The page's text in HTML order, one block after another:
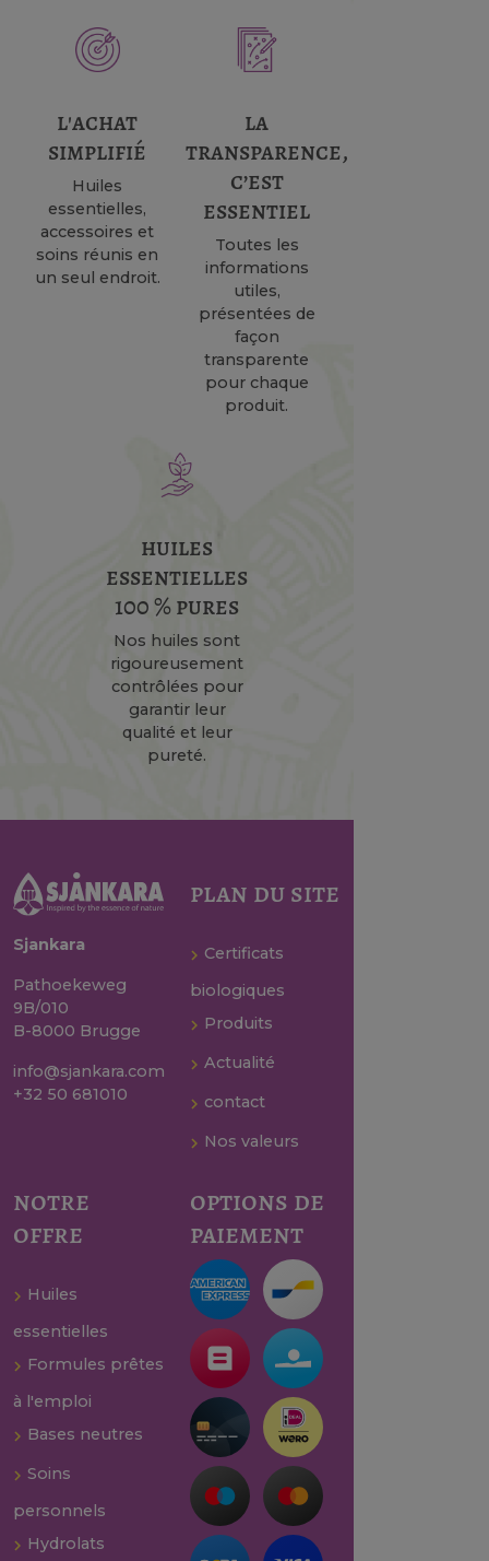
l'achat
simplifié
Huiles
essentielles,
accessoires et
soins réunis en
un seul endroit.
la
transparence,
c’est
essentiel
Toutes les
informations
utiles,
présentées de
façon
transparente
pour chaque
produit.
huiles
essentielles
100 % pures
Nos huiles sont
rigoureusement
contrôlées pour
garantir leur
qualité et leur
pureté.
Sjankara
Pathoekeweg
9B/010
B-8000 Brugge
info@sjankara.com
+32 50 681010
plan du site
Certificats
biologiques
Produits
Actualité
contact
Nos valeurs
notre
offre
Huiles
essentielles
Formules prêtes
à l'emploi
Bases neutres
Soins
personnels
Hydrolats
options de
paiement